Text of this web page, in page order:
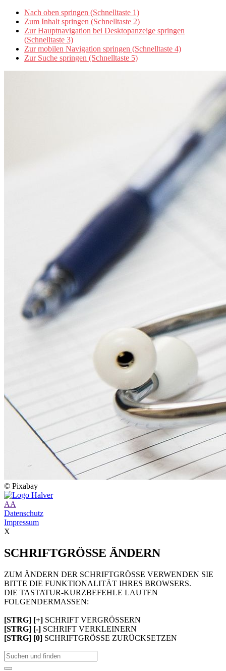
Nach oben springen (Schnelltaste 1)
Zum Inhalt springen (Schnelltaste 2)
Zur Hauptnavigation bei Desktopanzeige springen
(Schnelltaste 3)
Zur mobilen Navigation springen (Schnelltaste 4)
Zur Suche springen (Schnelltaste 5)
© Pixabay
AA
Datenschutz
Impressum
X
SCHRIFTGRÖSSE ÄNDERN
ZUM ÄNDERN DER SCHRIFTGRÖSSE VERWENDEN SIE
BITTE DIE FUNKTIONALITÄT IHRES BROWSERS.
DIE TASTATUR-KURZBEFEHLE LAUTEN
FOLGENDERMASSEN:
[STRG] [+] SCHRIFT VERGRÖSSERN
[STRG] [-] SCHRIFT VERKLEINERN
[STRG] [0] SCHRIFTGRÖSSE ZURÜCKSETZEN